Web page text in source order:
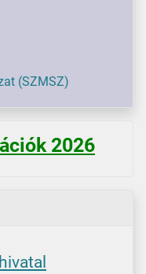
(SZMSZ)
2026
hivatal